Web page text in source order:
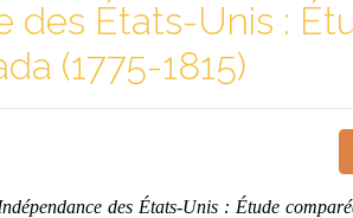
des États-Unis :
(1775-1815)
des États-Unis : Étude